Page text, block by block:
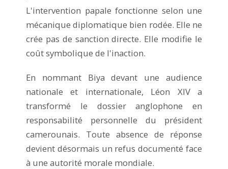
L'intervention papale fonctionne selon une
mécanique diplomatique bien rodée. Elle ne
crée pas de sanction directe. Elle modifie le
coût symbolique de l'inaction.
En nommant Biya devant une audience
nationale et internationale, Léon XIV a
transformé le dossier anglophone en
responsabilité personnelle du président
camerounais. Toute absence de réponse
devient désormais un refus documenté face
à une autorité morale mondiale.